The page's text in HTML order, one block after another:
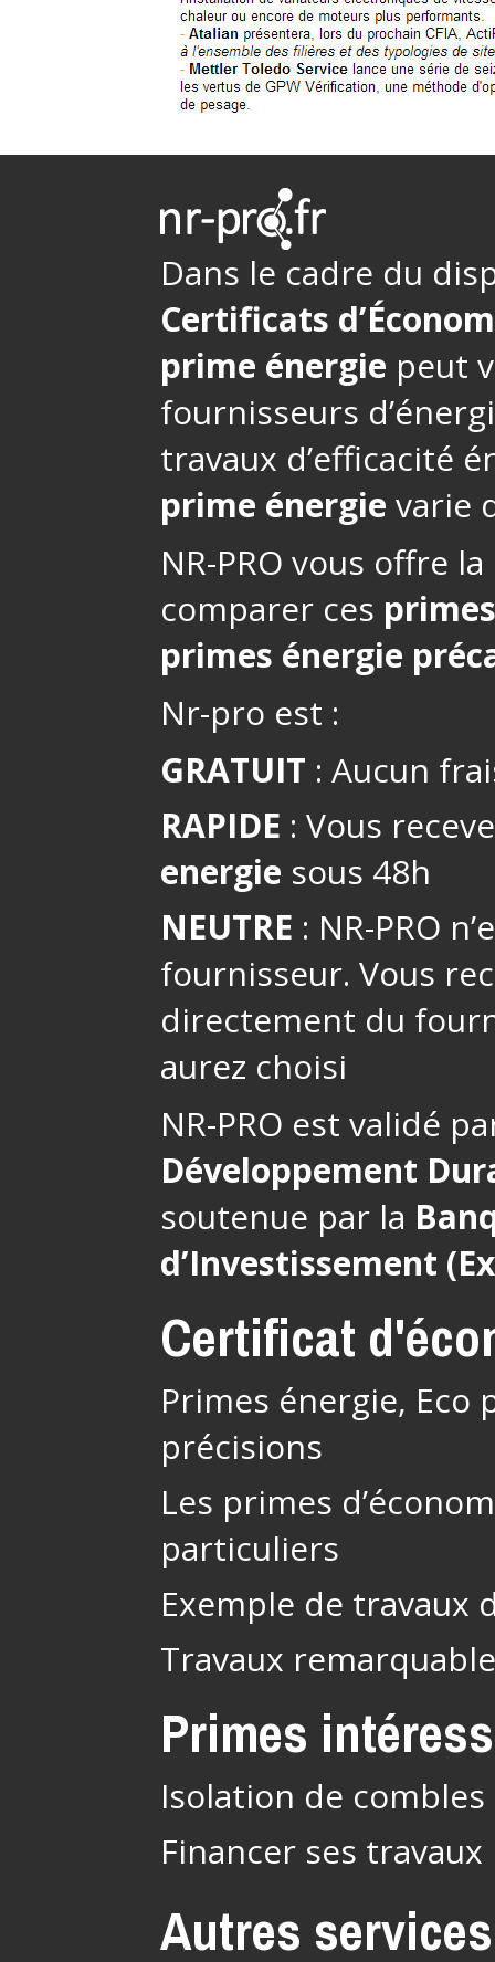
Dans le cadre du
Certificats
prime énergie peut
fournisseurs
travaux d’efficacité
prime énergie varie
NR-PRO vous offre
comparer ces
primes énergie
Nr-pro est :
GRATUIT : Aucun
RAPIDE : Vous
energie sous 48h
NEUTRE : NR-PRO
fournisseur. Vous
directement du
aurez choisi
NR-PRO est validé
Développement
soutenue par la
d’Investissement
Certificat
Primes énergie, Eco
précisions
Les primes
particuliers
Exemple de travaux
Travaux
Primes
Isolation de
Financer ses travaux
Autres services